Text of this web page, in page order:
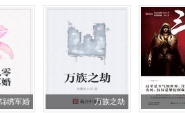
对方成为了预备太子妃。
学习，成为了闻锦的同桌，对方大概是这
和老师对骂，门门课程倒数第一，被媒体
手帮她一下，教她跳舞，教她如何应对外
绣军婚 万族之劫